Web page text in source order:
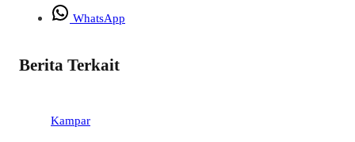
WhatsApp
Berita Terkait
Kampar